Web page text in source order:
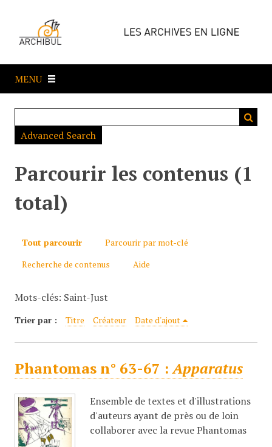
e
a
MENU
Advanced Search
Parcourir les contenus (1
total)
Tout parcourir
Parcourir par mot-clé
Recherche de contenus
Aide
Mots-clés: Saint-Just
Trier par : Titre Créateur Date d'ajout
Phantomas n° 63-67 :Apparatus
Ensemble de textes et d'illustrations
d'auteurs ayant de près ou de loin
collaborer avec la revue Phantomas